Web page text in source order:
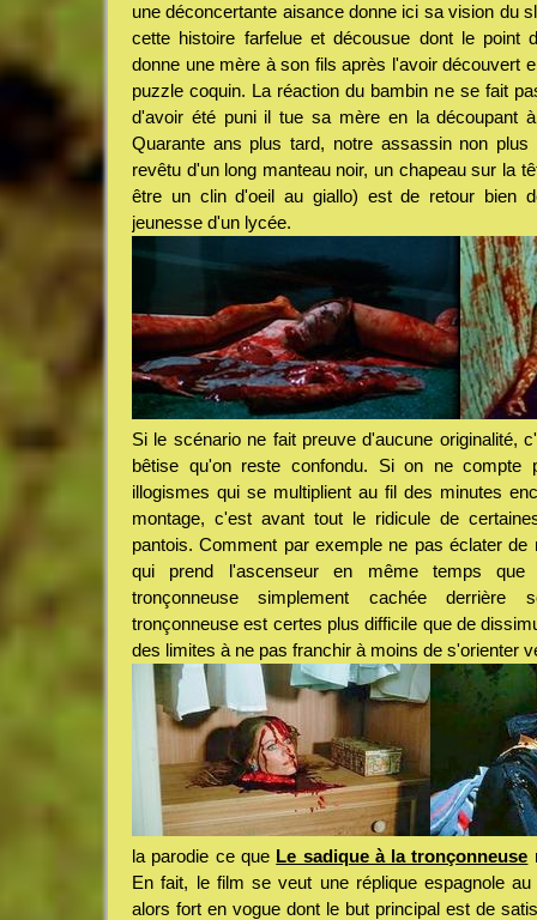
une déconcertante aisance donne ici sa vision du
cette histoire farfelue et décousue dont le point
donne une mère à son fils après l'avoir découvert
puzzle coquin. La réaction du bambin ne se fait
d'avoir été puni il tue sa mère en la découpant
Quarante ans plus tard, notre assassin non
revêtu d'un long manteau noir, un chapeau sur la
être un clin d'oeil au giallo) est de retour bien
jeunesse d'un lycée.
Si le scénario ne fait preuve d'aucune originalité,
bêtise qu'on reste confondu. Si on ne compte
illogismes qui se multiplient au fil des minutes
montage, c'est avant tout le ridicule de
pantois. Comment par exemple ne pas éclater
qui prend l'ascenseur en même temps
tronçonneuse simplement cachée
tronçonneuse est certes plus difficile que de
des limites à ne pas franchir à moins de s'orienter
la parodie ce que Le sadique à la tronçonneuse
En fait, le film se veut une réplique espagnole au
alors fort en vogue dont le but principal est de